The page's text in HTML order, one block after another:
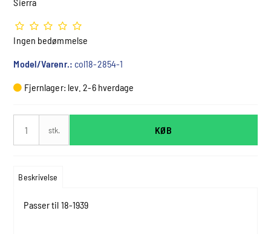
Ingen bedømmelse
Model/Varenr.: col18-2854-1
Fjernlager: lev. 2-6 hverdage
stk. KØB
Beskrivelse
Passer til 18-1939